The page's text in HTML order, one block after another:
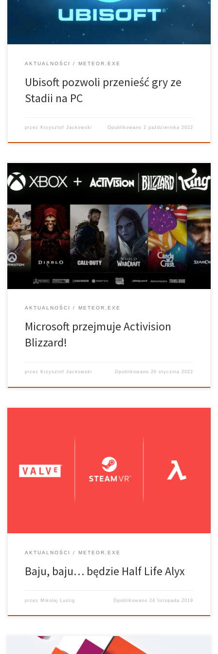
AKTUALNOŚCI METEOR.EXE
Ubisoft pozwoli przenieść gry ze
Stadii na PC
przez Krzysztof Jackowski Opublikowano 2 października 2022
Przedwczoraj doszło do sytuacji bezprecedensowej. Microsoft
ogłosił wykupienie Activision Blizzard za astronomiczną kwotę
68,7 miliarda dolarów. Świat gier wideo przeszedł trzęsienie
ziemi. W ciągu kilku chwil największe media branżowe oraz fani
dyskutowali o największym przejęciu w historii. W związku z […]
AKTUALNOŚCI METEOR.EXE
Microsoft przejmuje Activision
Blizzard!
przez Krzysztof Jackowski Opublikowano20 stycznia 2022
Krug, Ania Jóźwiak Można powiedzieć, że bywają dni lepsze i
gorsze, ale ostatni wtorek był dniem przełomowym. Z jednej
strony mieliśmy okazję kibicować Polsce w meczu ze Słowenią, w
AKTUALNOŚCI METEOR.EXE
Baju, baju… będzie Half Life Alyx
przez Mikołaj Lustig Opublikowano 24 listopada 2019